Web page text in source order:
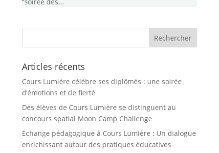
Articles récents
Cours Lumière célèbre ses diplômés : une soirée
d’émotions et de fierté
Des élèves de Cours Lumière se distinguent au
concours spatial Moon Camp Challenge
Échange pédagogique à Cours Lumière : Un dialogue
enrichissant autour des pratiques éducatives